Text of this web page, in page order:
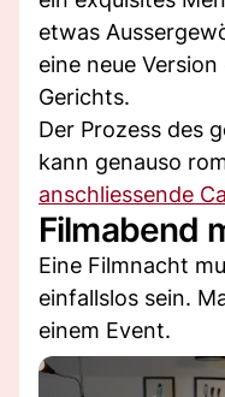
etwas
eine neue
Gerichts.
Der Prozess des
kann genauso
anschliessende
Filmabend
Eine Filmnacht
einfallslos sein.
einem Event.